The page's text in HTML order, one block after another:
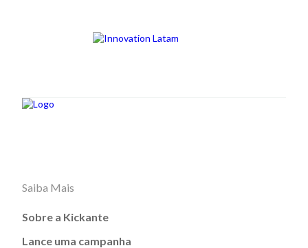
Saiba Mais
Sobre a Kickante
Lance uma campanha